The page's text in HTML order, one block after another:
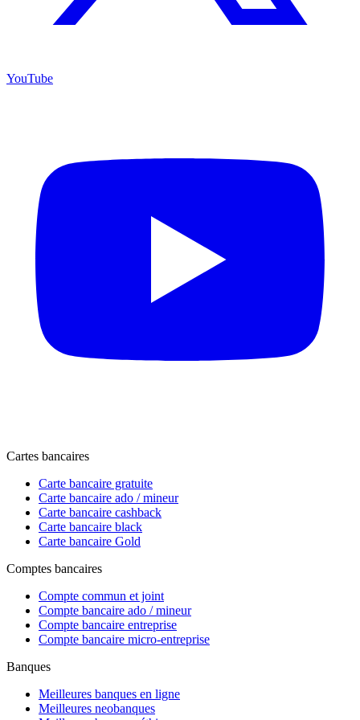
YouTube
Cartes bancaires
Carte bancaire gratuite
Carte bancaire ado / mineur
Carte bancaire cashback
Carte bancaire black
Carte bancaire Gold
Comptes bancaires
Compte commun et joint
Compte bancaire ado / mineur
Compte bancaire entreprise
Compte bancaire micro-entreprise
Banques
Meilleures banques en ligne
Meilleures neobanques